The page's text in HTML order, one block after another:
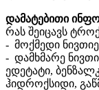
დამატებითი
რას შეიცავს
- მოქმედი
- დამხმარე
ედეტატი,
ჰიდროქსიდი,